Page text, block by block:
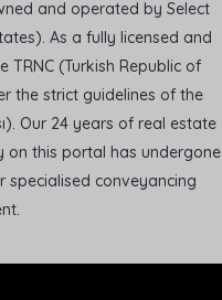
and operated by Select
As a fully licensed and
(Turkish Republic of
the strict guidelines of the
Our 24 years of real estate
on this portal has undergone
specialised conveyancing